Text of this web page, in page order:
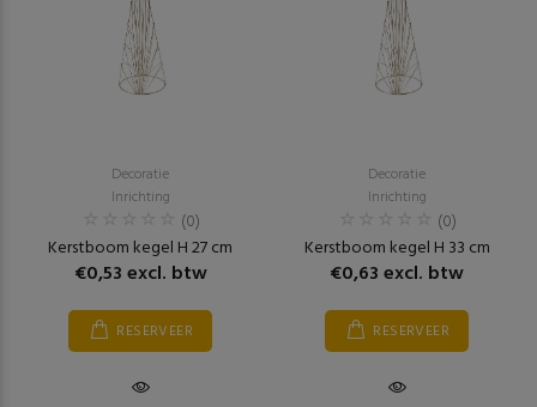
Decoratie
Inrichting
(0)
Kerstboom kegel H 27 cm
€0,53 excl. btw
RESERVEER
Decoratie
Inrichting
(0)
Kerstboom kegel H 33 cm
€0,63 excl. btw
RESERVEER